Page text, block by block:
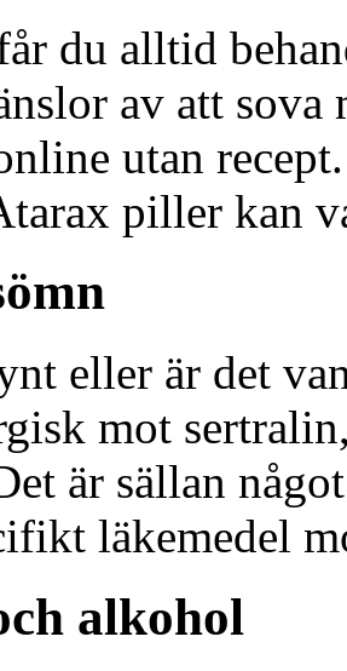
du alltid
av att sova
utan
piller kan
eller är det
mot
är sällan
läkemedel
alkohol